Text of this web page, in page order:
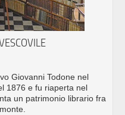
Giovanni Todone nel
1876 e fu riaperta nel
un patrimonio librario fra